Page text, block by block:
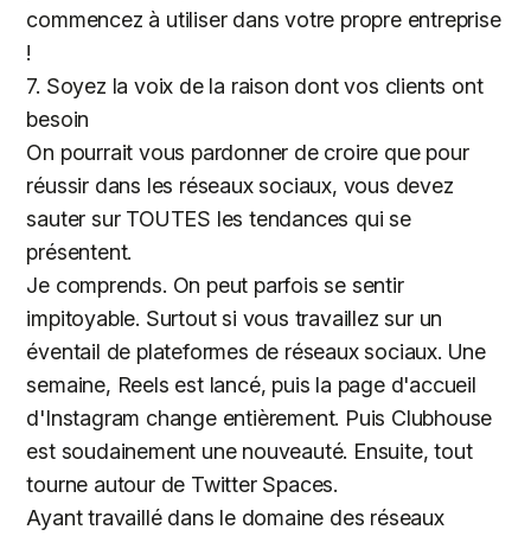
commencez à utiliser dans votre propre entreprise
!
7. Soyez la voix de la raison dont vos clients ont
besoin
On pourrait vous pardonner de croire que pour
réussir dans les réseaux sociaux, vous devez
sauter sur TOUTES les tendances qui se
présentent.
Je comprends. On peut parfois se sentir
impitoyable. Surtout si vous travaillez sur un
éventail de plateformes de réseaux sociaux. Une
semaine, Reels est lancé, puis la page d'accueil
d'Instagram change entièrement. Puis Clubhouse
est soudainement une nouveauté. Ensuite, tout
tourne autour de Twitter Spaces.
Ayant travaillé dans le domaine des réseaux